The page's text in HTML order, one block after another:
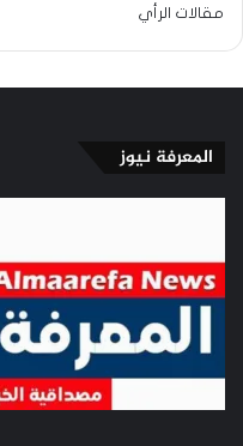
مقالات الرأي
المعرفة نيوز